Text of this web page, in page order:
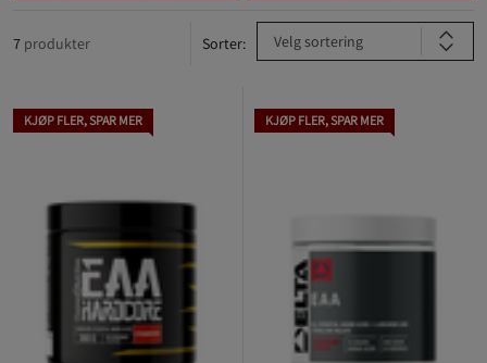
7 produkter Sorter: Velg sortering
KJØP FLER, SPAR MER KJØP FLER, SPAR MER